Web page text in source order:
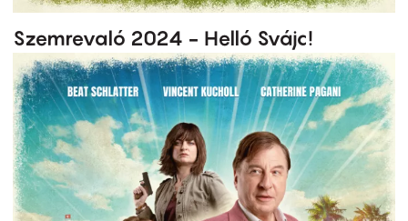
Szemrevaló 2024 - Helló Svájc!